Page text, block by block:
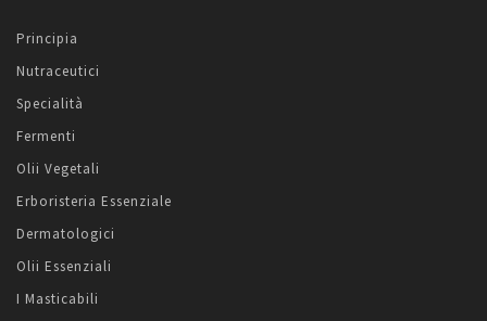
Principia
Nutraceutici
Specialità
Fermenti
Olii Vegetali
Erboristeria Essenziale
Dermatologici
Olii Essenziali
I Masticabili